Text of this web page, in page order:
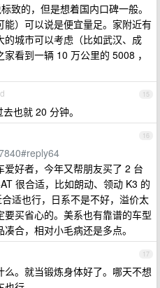
致的，但是想着国内口碑一般。
）可以说是便宜量足。家附近有
城市可以考虑（比如武汉、成
看到一辆 10 万公里的 5008 ，
15
也就 20 分钟。
16
好者，今年又帮朋友买了 2 台
很合适，比如朗动、领动 K3 的
适也行，日系不是不好，溢价太
买省心的。美系也有靠谱的车型
合，相对小毛病还是多点。
17
。就当锻炼身体好了。哪天不想